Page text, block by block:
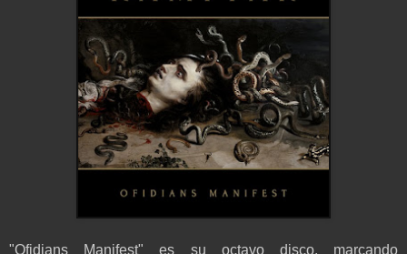
"Ofidians Manifest" es su octavo disco, marcando